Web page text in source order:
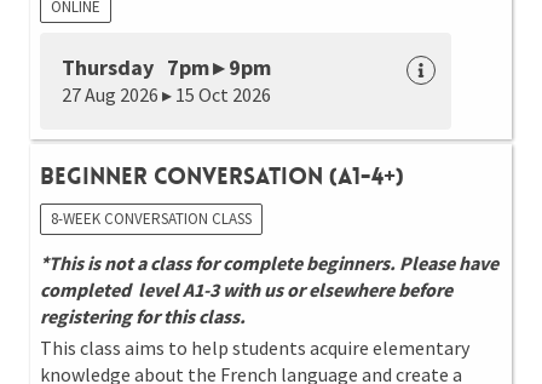
ONLINE
Thursday 7pm ▸ 9pm
27 Aug 2026 ▸ 15 Oct 2026
Beginner Conversation (A1-4+)
8-WEEK CONVERSATION CLASS
*This is not a class for complete beginners. Please have
completed level A1-3 with us or elsewhere before
registering for this class.
This class aims to help students acquire elementary
knowledge about the French language and create a